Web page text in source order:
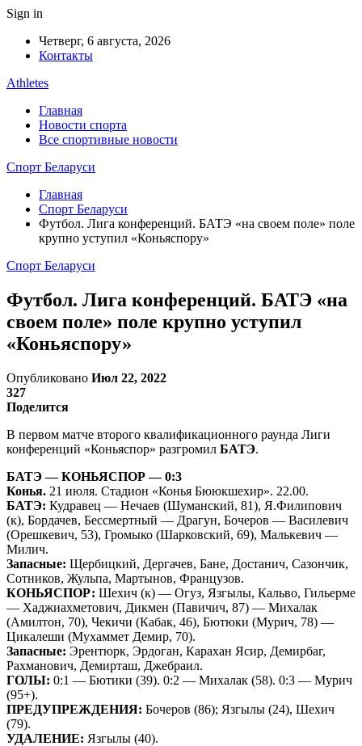
Sign in
Четверг, 6 августа, 2026
Контакты
Athletes
Главная
Новости спорта
Все спортивные новости
Спорт Беларуси
Главная
Спорт Беларуси
Футбол. Лига конференций. БАТЭ «на своем поле» поле
крупно уступил «Коньяспору»
Спорт Беларуси
Футбол. Лига конференций. БАТЭ «на
своем поле» поле крупно уступил
«Коньяспору»
Опубликовано Июл 22, 2022
327
Поделится
В первом матче второго квалификационного раунда Лиги
конференций «Коньяспор» разгромил БАТЭ.
БАТЭ — КОНЬЯСПОР — 0:3
Конья. 21 июля. Стадион «Конья Бююкшехир». 22.00.
БАТЭ: Кудравец — Нечаев (Шуманский, 81), Я.Филипович
(к), Бордачев, Бессмертный — Драгун, Бочеров — Василевич
(Орешкевич, 53), Громыко (Шарковский, 69), Малькевич —
Милич.
Запасные: Щербицкий, Дергачев, Бане, Достанич, Сазончик,
Сотников, Жульпа, Мартынов, Французов.
КОНЬЯСПОР: Шехич (к) — Огуз, Язгылы, Кальво, Гильерме
— Хаджиахметович, Дикмен (Павичич, 87) — Михалак
(Амилтон, 70), Чекичи (Кабак, 46), Бютюки (Мурич, 78) —
Цикалеши (Мухаммет Демир, 70).
Запасные: Эрентюрк, Эрдоган, Карахан Ясир, Демирбаг,
Рахманович, Демирташ, Джебраил.
ГОЛЫ: 0:1 — Бютики (39). 0:2 — Михалак (58). 0:3 — Мурич
(95+).
ПРЕДУПРЕЖДЕНИЯ: Бочеров (86); Язгылы (24), Шехич
(79).
УДАЛЕНИЕ: Язгылы (40).